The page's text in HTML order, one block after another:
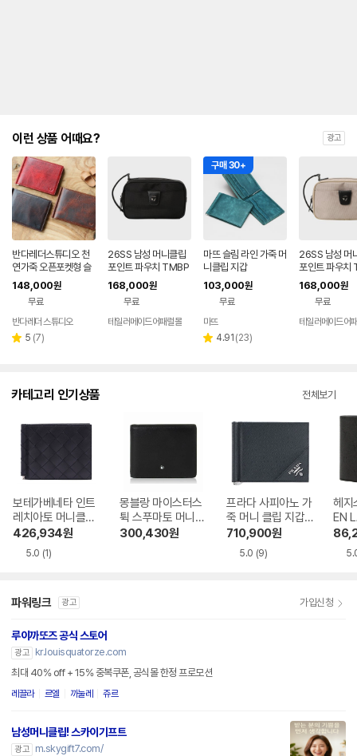
이런 상품 어때요? 광고
반다레더스튜디오 천
연가죽 오픈포켓형 슬
림 가죽머니클립
148,000원
무료
반다레더 스튜디오
별 5 리
(7)
26SS 남성 머니클립
포인트 파우치 TMBP
6S684-199
168,000원
무료
테일러메이드어패럴몰
구매 30+
마뜨 슬림 라인 가죽 머
니클립 지갑
103,000원
무료
마뜨
별 4.91 리
(23)
26SS 남성 머
포인트 파우치
6S684-509
168,000원
무료
테일러메이드어
카테고리 인기상품 전체보기
보테가베네타 인트
레치아토 머니클립
592626 VCPQ4
4251
426,934원
5.0 (1)
몽블랑 마이스터스
튁 스푸마토 머니클
립 118351
300,430원
프라다 사피아노 가
죽 머니 클립 지갑 2
MN077 QME F00
710,900원
5.0 (9)
헤지
EN
소가
파워링크 광고 가입신청
루이까또즈 공식 스토어
광고
kr.louisquatorze.com
최대 40% off + 15% 중복쿠폰, 공식몰 한정 프로모션
레끌라 르엘 까눌레 쥬르
남성머니클립! 스카이기프트
광고
m.skygift7.com/